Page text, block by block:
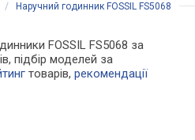
/ Наручний годинник FOSSIL FS5068
FOSSIL FS5068 за
підбір моделей за
товарів,рекомендації